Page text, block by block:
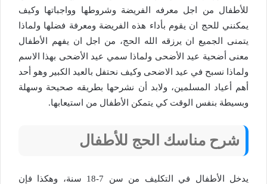
للأطفال من اجل معرفه الفريضة وشروطها وواجباتها وكيف
يمكنني للحج ان يقوم بأداء هذه الفريضة ومعرفة فضلها ولماذا
يتمنى الجميع ان يرزقه الله الحج، من اجل ان يفهم الأطفال
معنى أضحية عيد الأضحى ولماذا سمي عيد الأضحى بهذا الاسم
ولماذا نسبح في عيد الاضحى وكيف نحتفل بالعيد الكبير وهو أحد
أهم أعياد المسلمين، ولابد أن نشرحها بطريقه صحيحة وسهلة
وبسيطة بنفس الوقت كي يتمكن الأطفال من استيعابها.
شرح مناسك الحج للأطفال
يدخل الأطفال في التكليف من سن 7-18 سنة، وهكذا فإن